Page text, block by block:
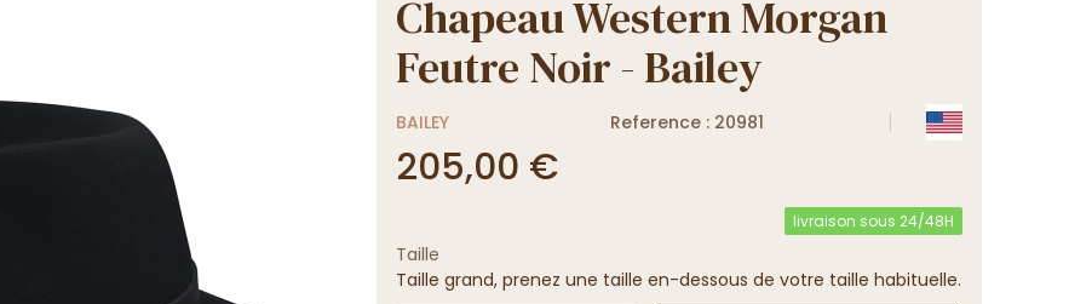
Chapeau Western Morgan
Feutre Noir - Bailey
BAILEY Reference : 20981
205,00 €
livraison sous 24/48H
Taille
Taille grand, prenez une taille en-dessous de votre taille habituelle.